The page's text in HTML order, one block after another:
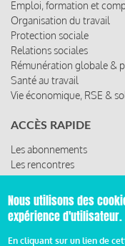
Emploi, formation et
Organisation du travail
Protection sociale
Relations sociales
Rémunération globale &
Santé au travail
Vie économique, RSE &
ACCÈS RAPIDE
Les abonnements
Les rencontres
Les ressources
© 2019
Nous utilisons des
expérience d'utilisateur.
En cliquant sur un lien de